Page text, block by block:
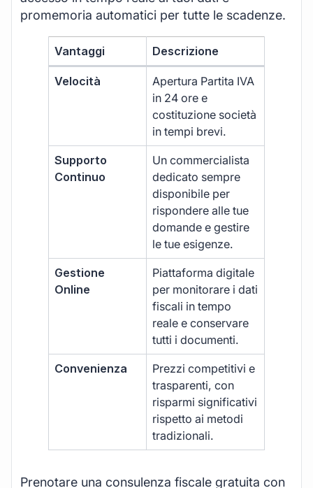
promemoria automatici per tutte le scadenze.
Vantaggi Descrizione
Velocità
Apertura Partita IVA
in 24 ore e
costituzione società
in tempi brevi.
Supporto
Continuo
Un commercialista
dedicato sempre
disponibile per
rispondere alle tue
domande e gestire
le tue esigenze.
Gestione
Online
Piattaforma digitale
per monitorare i dati
fiscali in tempo
reale e conservare
tutti i documenti.
Convenienza
Prezzi competitivi e
trasparenti, con
risparmi significativi
rispetto ai metodi
tradizionali.
Prenotare una consulenza fiscale gratuita con